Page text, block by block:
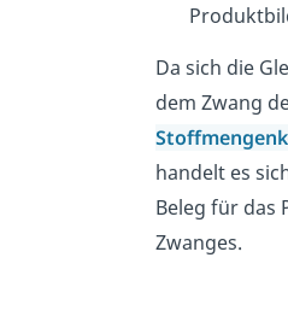
Da sich die
dem Zwang
handelt es
Beleg für das
Zwanges.